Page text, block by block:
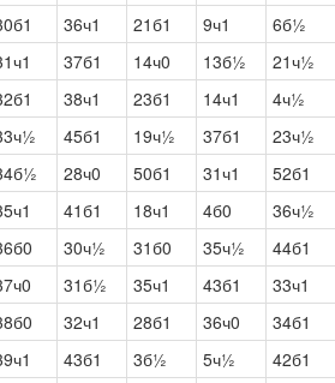
36ч1 21б1 9ч1 6б½
37б1 14ч0 13б½ 21ч½
38ч1 23б1 14ч1 4ч½
45б1 19ч½ 37б1 23ч½
28ч0 50б1 31ч1 52б1
41б1 18ч1 4б0 36ч½
30ч½ 31б0 35ч½ 44б1
31б½ 35ч1 43б1 33ч1
32ч1 28б1 36ч0 34б1
43б1 3б½ 5ч½ 42б1